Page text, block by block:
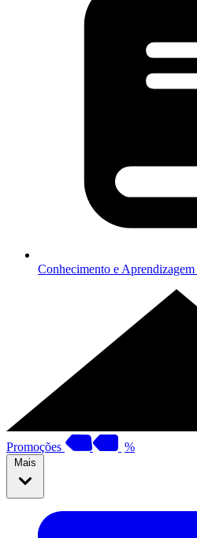
Conhecimento e Aprendizagem
Promoções %
Mais